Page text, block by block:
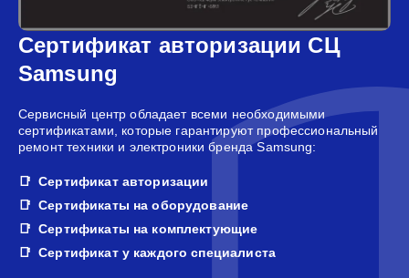
Сертификат авторизации СЦ
Samsung
Сервисный центр обладает всеми необходимыми
сертификатами, которые гарантируют профессиональный
ремонт техники и электроники бренда Samsung:
Сертификат авторизации
Сертификаты на оборудование
Сертификаты на комплектующие
Сертификат у каждого специалиста